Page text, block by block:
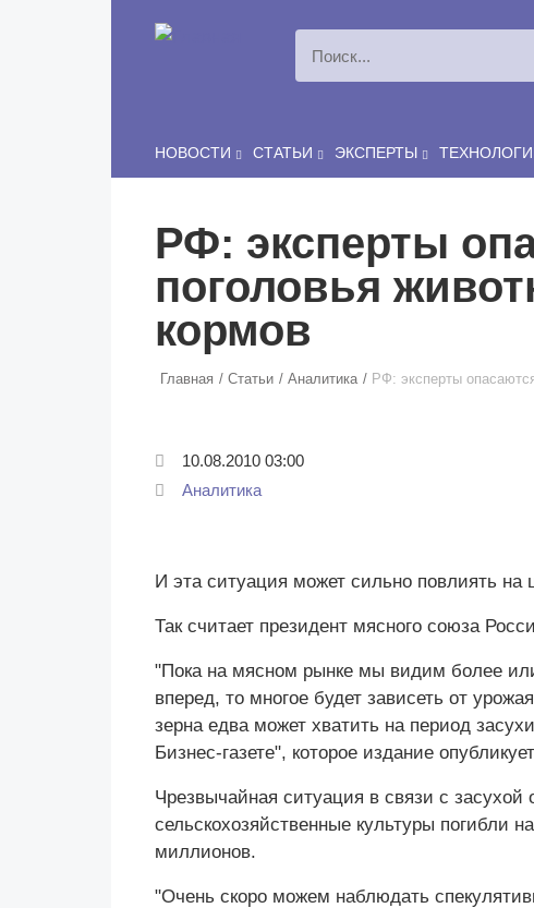
НОВОСТИ СТАТЬИ ЭКСПЕРТЫ
РФ: эксперты
поголовья
кормов
Главная Статьи Аналитика РФ: эксперты
10.08.2010 03:00
Аналитика
И эта ситуация может сильно повлиять на
Так считает президент мясного союза
"Пока на мясном рынке мы видим более
вперед, то многое будет зависеть от
зерна едва может хватить на период
Бизнес-газете", которое издание
Чрезвычайная ситуация в связи с засухой
сельскохозяйственные культуры погибли
миллионов.
"Очень скоро можем наблюдать